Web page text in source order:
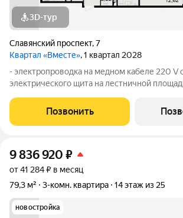
3D-тур
Славянский проспект,7
Квартал «Вместе», 1 квартал 2028
- электропроводка на медном кабеле 220 V
электрического щита на лестничной
стен, кроме стен лоджий, откосов дверных и
проемов, ниш прохождения стояков
Позвонить
9 836 920 ₽
от 41 284 ₽ в месяц
79,3 м²
3-комн. квартира 14 этаж из 25
новостройка